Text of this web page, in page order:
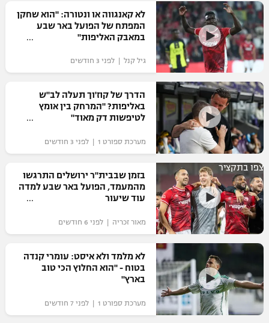
לוח שידורים
ברחבה
"מעל הליגה" – פודקאסט
"מחצית בשכונה" – פודקאסט
משתתפים וזוכים בפרסים
תקנון משתתפים וזוכים בפרסים
תקנון עבור פעילות אלקטרה
תקנון עבור פעילות ספורט 1 – "מרלן"
טניס
תנאי שימוש
הפועל חיפה
הפועל באר שבע
מכבי נתניה
בני יהודה
ליגה סינית
ליגה ברזילאית
ליגות נוספות
ג'ודו
אגרוף
ספורט אולימפי
UFC
היאבקות WWE
אופניים
ספורט מוטורי
כדורמים
פוטבול אמריקאי NFL
בייסבול MLB
ספורט אתגרי ואקסטרים
לא קאנגווה או ונטורה: "הוא שחקן
המפתח של הפועל באר שבע
במאבק האליפות"
גיל קנל | לפני 3 חודשים
הדרך של קוז'וך תעלה לב"ש
באליפות? "המרחק בין אומץ
לטיפשות דק מאוד"
מערכת ספורט 1 | לפני 3 חודשים
צפו בתקציר
בזמן שבבית"ר ירושלים התרגשו
מהמעמד, הפועל באר שבע למדה
עוד שיעור
מאור זכריה | לפני 6 חודשים
לא מלמד ולא איסט: עומרי קנדה
בטוח - "הוא החלוץ הכי טוב
בארץ"
מערכת ספורט 1 | לפני 7 חודשים